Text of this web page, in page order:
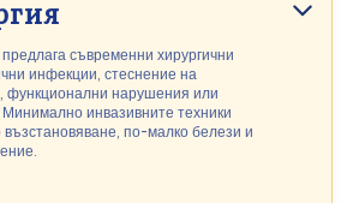
съвременни хирургични
инфекции, стеснение на
функционални нарушения или
инвазивните техники
възстановяване, по-малко белези и